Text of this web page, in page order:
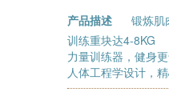
产品描述
锻炼肌
训练重块达4-8KG
力量训练器，健身
人体工程学设计，